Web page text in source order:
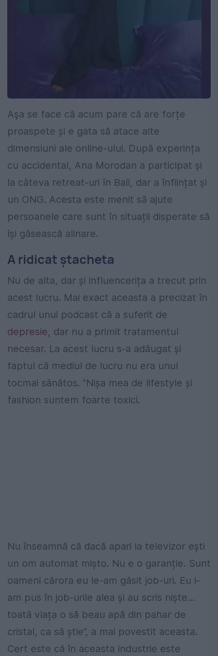
Așa se face că acum pare că are forțe
proaspete și e gata să atace alte
dimensiuni ale online-ului. După experința
cu accidental, Ana Morodan a participat și
la câteva retreat-uri în Bali, dar a înființat și
un ONG. Acesta este menit să ajute
persoanele care sunt în situații disperate să
își găsească alinare.
A ridicat ștacheta
Nu de alta, dar și influencerița a trecut prin
acest lucru. Mai exact aceasta a precizat în
cadrul unui podcast că a suferit de
depresie, dar nu a primit tratamentul
necesar. La acest lucru s-a adăugat și
faptul că mediul de lucru nu era unul
tocmai sănătos. ”Nișa mea de lifestyle și
fashion suntem foarte toxici.
Nu înseamnă că dacă apari la televizor ești
un om automat mișto. Nu e o garanție. Sunt
oameni cărora eu le-am găsit job-uri. Eu i-
am pus în job-urile alea și au scris niște…
toată viața o să beau apă din pahar de
cristal, ca să știe”, a mai povestit aceasta.
Cert este că în aceasta industrie este